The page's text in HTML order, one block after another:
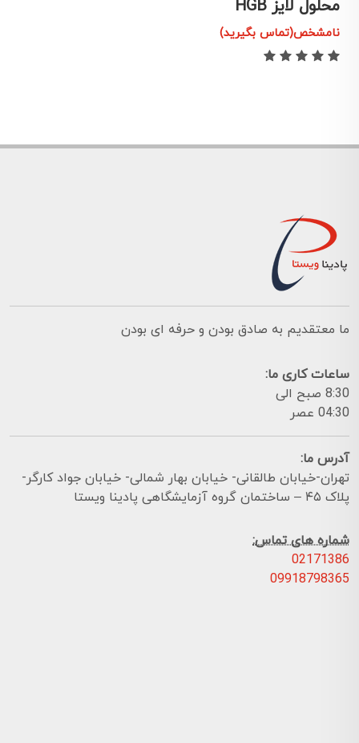
محلول لایز HGB
نامشخص(تماس بگیرید)
ما معتقدیم به صادق بودن و حرفه ای بودن
ساعات کاری ما:
8:30 صبح الی
04:30 عصر
آدرس ما:
تهران-خیابان طالقانی- خیابان بهار شمالی- خیابان جواد کارگر-
پلاک ۴۵ – ساختمان گروه آزمایشگاهی پادینا ویستا
شماره های تماس:
02171386
09918798365